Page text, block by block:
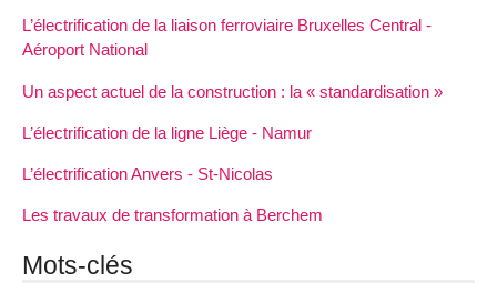
L’électrification de la liaison ferroviaire Bruxelles Central -
Aéroport National
Un aspect actuel de la construction : la « standardisation »
L’électrification de la ligne Liège - Namur
L’électrification Anvers - St-Nicolas
Les travaux de transformation à Berchem
Mots-clés